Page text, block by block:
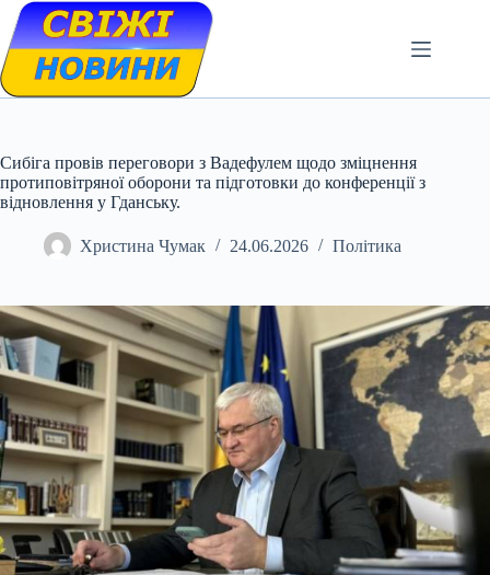
Skip
content
Сибіга провів переговори з Вадефулем щодо зміцнення
протиповітряної оборони та підготовки до конференції з
відновлення у Гданську.
Христина Чумак 24.06.2026 Політика